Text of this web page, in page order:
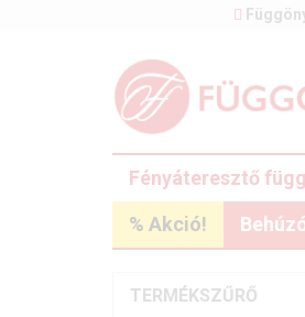
Fényáteresztő
% Akció!
TERMÉKSZŰRŐ